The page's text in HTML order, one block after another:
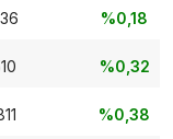
%0,18
%0,32
%0,38